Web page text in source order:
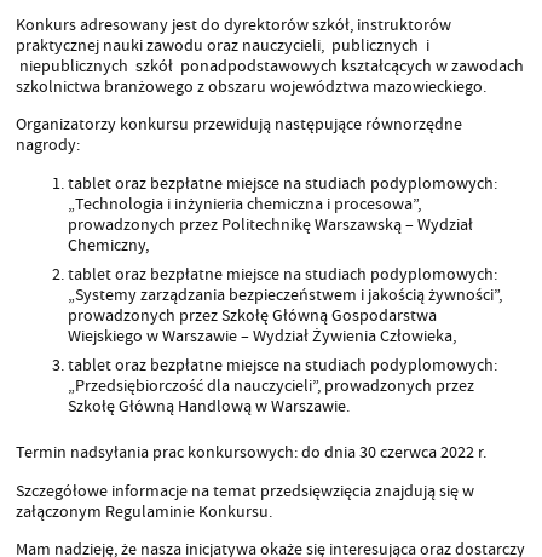
Konkurs adresowany jest do dyrektorów szkół, instruktorów
praktycznej nauki zawodu oraz nauczycieli, publicznych i
niepublicznych szkół ponadpodstawowych kształcących w zawodach
szkolnictwa branżowego z obszaru województwa mazowieckiego.
Organizatorzy konkursu przewidują następujące równorzędne
nagrody:
tablet oraz bezpłatne miejsce na studiach podyplomowych:
„Technologia i inżynieria chemiczna i procesowa”,
prowadzonych przez Politechnikę Warszawską – Wydział
Chemiczny,
tablet oraz bezpłatne miejsce na studiach podyplomowych:
„Systemy zarządzania bezpieczeństwem i jakością żywności”,
prowadzonych przez Szkołę Główną Gospodarstwa
Wiejskiego w Warszawie – Wydział Żywienia Człowieka,
tablet oraz bezpłatne miejsce na studiach podyplomowych:
„Przedsiębiorczość dla nauczycieli”, prowadzonych przez
Szkołę Główną Handlową w Warszawie.
Termin nadsyłania prac konkursowych: do dnia 30 czerwca 2022 r.
Szczegółowe informacje na temat przedsięwzięcia znajdują się w
załączonym Regulaminie Konkursu.
Mam nadzieję, że nasza inicjatywa okaże się interesująca oraz dostarczy